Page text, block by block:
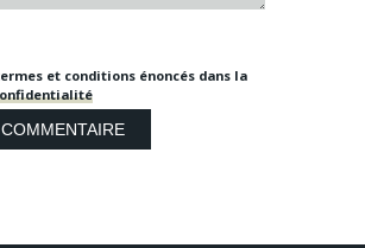
et conditions énoncés dans la